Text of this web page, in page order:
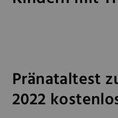
Pränataltest
2022